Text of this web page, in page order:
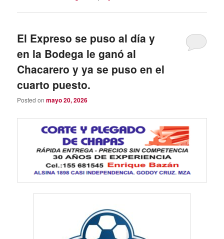
El Expreso se puso al día y
en la Bodega le ganó al
Chacarero y ya se puso en el
cuarto puesto.
Posted onmayo 20, 2026